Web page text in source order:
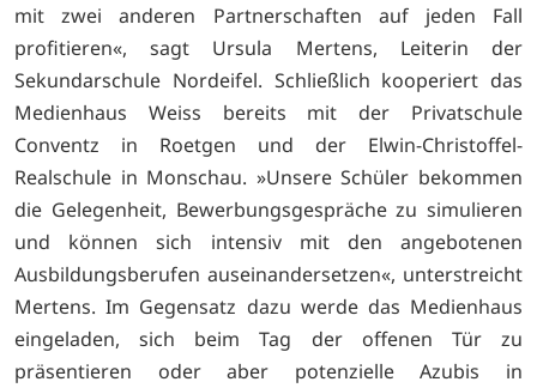
mit zwei anderen Partnerschaften auf jeden Fall
profitieren«, sagt Ursula Mertens, Leiterin der
Sekundarschule Nordeifel. Schließlich kooperiert das
Medienhaus Weiss bereits mit der Privatschule
Conventz in Roetgen und der Elwin-Christoffel-
Realschule in Monschau. »Unsere Schüler bekommen
die Gelegenheit, Bewerbungsgespräche zu simulieren
und können sich intensiv mit den angebotenen
Ausbildungsberufen auseinandersetzen«, unterstreicht
Mertens. Im Gegensatz dazu werde das Medienhaus
eingeladen, sich beim Tag der offenen Tür zu
präsentieren oder aber potenzielle Azubis in